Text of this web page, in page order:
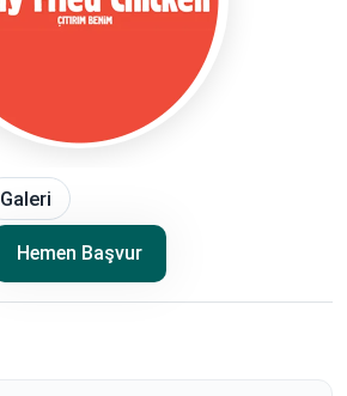
Galeri
Hemen Başvur